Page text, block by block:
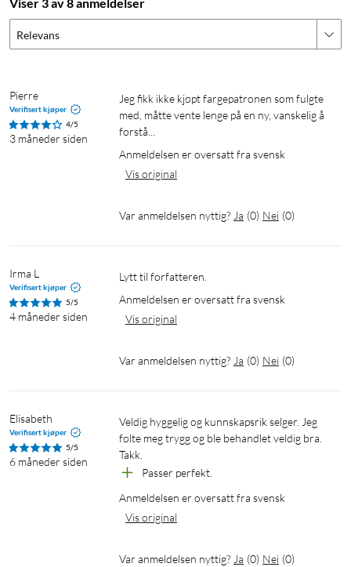
Viser 3 av 8 anmeldelser
Relevans
Pierre
Verifisert kjøper
4/5
3 måneder siden
Jeg fikk ikke kjøpt fargepatronen som fulgte
med, måtte vente lenge på en ny, vanskelig å
forstå...
Anmeldelsen er oversatt fra svensk
Vis original
Var anmeldelsen nyttig? Ja (0) Nei (0)
Irma L
Verifisert kjøper
5/5
4 måneder siden
Lytt til forfatteren.
Anmeldelsen er oversatt fra svensk
Vis original
Var anmeldelsen nyttig? Ja (0) Nei (0)
Elisabeth
Verifisert kjøper
5/5
6 måneder siden
Veldig hyggelig og kunnskapsrik selger. Jeg
følte meg trygg og ble behandlet veldig bra.
Takk.
Passer perfekt.
Anmeldelsen er oversatt fra svensk
Vis original
Var anmeldelsen nyttig? Ja (0) Nei (0)